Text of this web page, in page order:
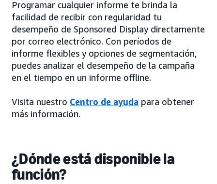
Programar cualquier informe te brinda la
facilidad de recibir con regularidad tu
desempeño de Sponsored Display directamente
por correo electrónico. Con períodos de
informe flexibles y opciones de segmentación,
puedes analizar el desempeño de la campaña
en el tiempo en un informe offline.
Visita nuestro Centro de ayuda para obtener
más información.
¿Dónde está disponible la
función?